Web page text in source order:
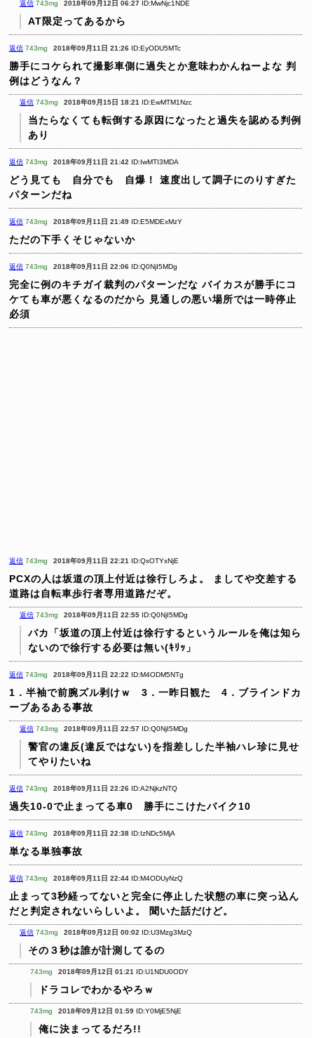
返信 743mg 2018年09月12日 06:27 ID:MwNjc1NDE
AT限定ってあるから
返信 743mg 2018年09月11日 21:26 ID:EyODU5MTc
勝手にコケられて撮影車側に過失とか意味わかんねーよな 判
例はどうなん？
返信 743mg 2018年09月15日 18:21 ID:EwMTM1Nzc
当たらなくても転倒する原因になったと過失を認める判例
あり
返信 743mg 2018年09月11日 21:42 ID:IwMTI3MDA
どう見ても 自分でも 自爆！
速度出して調子にのりすぎた
パターンだね
返信 743mg 2018年09月11日 21:49 ID:E5MDExMzY
ただの下手くそじゃないか
返信 743mg 2018年09月11日 22:06 ID:Q0NjI5MDg
完全に例のキチガイ裁判のパターンだな バイカスが勝手にコ
ケても車が悪くなるのだから
見通しの悪い場所では一時停止
必須
返信 743mg 2018年09月11日 22:21 ID:QxOTYxNjE
PCXの人は坂道の頂上付近は徐行しろよ。
ましてや交差する
道路は自転車歩行者専用道路だぞ。
返信 743mg 2018年09月11日 22:55 ID:Q0NjI5MDg
バカ「坂道の頂上付近は徐行するというルールを俺は知ら
ないので徐行する必要は無い(ｷﾘｯ」
返信 743mg 2018年09月11日 22:22 ID:M4ODM5NTg
1．半袖で前腕ズル剥けｗ 3．一昨日観た 4．ブラインドカ
ーブあるある事故
返信 743mg 2018年09月11日 22:57 ID:Q0NjI5MDg
警官の違反(違反ではない)を指差しした半袖ハレ珍に見せ
てやりたいね
返信 743mg 2018年09月11日 22:26 ID:A2NjkzNTQ
過失10-0で止まってる車0 勝手にこけたバイク10
返信 743mg 2018年09月11日 22:38 ID:IzNDc5MjA
単なる単独事故
返信 743mg 2018年09月11日 22:44 ID:M4ODUyNzQ
止まって3秒経ってないと完全に停止した状態の車に突っ込ん
だと判定されないらしいよ。
聞いた話だけど。
返信 743mg 2018年09月12日 00:02 ID:U3Mzg3MzQ
その３秒は誰が計測してるの
743mg 2018年09月12日 01:21 ID:U1NDU0ODY
ドラコレでわかるやろｗ
743mg 2018年09月12日 01:59 ID:Y0MjE5NjE
俺に決まってるだろ!!